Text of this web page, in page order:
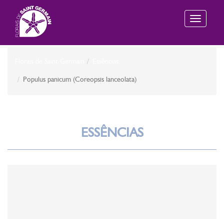
Toggle
Populus panicum (Coreopsis lanceolata)
ESSÊNCIAS